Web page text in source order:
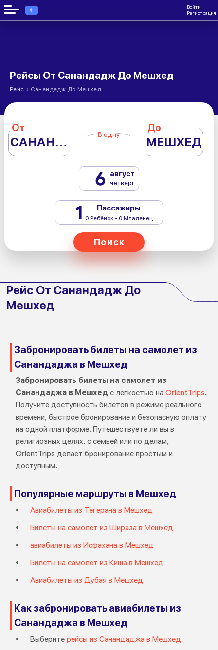
€
Войти
Регистрация
Рейсы От Санандадж До Мешхед
Рейс › Сенендедж До Мешхед
От
САНАНДАДЖ В одну
До
МЕШХЕД
6 август
четверг
1 Пассажиры
0 Ребёнок - 0 Младенец
Поиск
Рейс От Санандадж До
Мешхед
Забронировать билеты на самолет из
Санандаджа в Мешхед
Забронировать билеты на самолет из
Санандаджа в Мешхед с легкостью на OrientTrips.
Получите доступность билетов в режиме реального
времени, быстрое бронирование и безопасную оплату
на одной платформе. Путешествуете ли вы в
религиозных целях, с семьей или по делам,
OrientTrips делает бронирование простым и
доступным.
Популярные маршруты в Мешхед
Авиабилеты из Тегерана в Мешхед
Билеты на самолет из Шираза в Мешхед
авиабилеты из Исфахана в Мешхед
Билеты на самолет из Киша в Мешхед
Авиабилеты из Дубая в Мешхед
Как забронировать авиабилеты из
Санандаджа в Мешхед
Выберите рейсы из Санандаджа в Мешхед.